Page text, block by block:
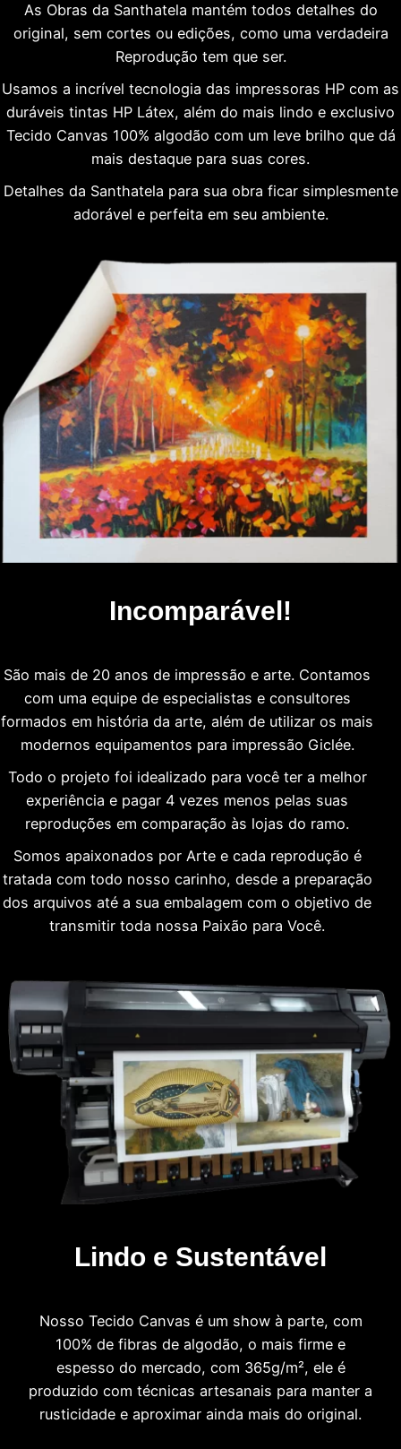
As Obras da Santhatela mantém todos detalhes do
original, sem cortes ou edições, como uma verdadeira
Reprodução tem que ser.
Usamos a incrível tecnologia das impressoras HP com as
duráveis tintas HP Látex, além do mais lindo e exclusivo
Tecido Canvas 100% algodão com um leve brilho que dá
mais destaque para suas cores.
Detalhes da Santhatela para sua obra ficar simplesmente
adorável e perfeita em seu ambiente.
Incomparável!
São mais de 20 anos de impressão e arte. Contamos
com uma equipe de especialistas e consultores
formados em história da arte, além de utilizar os mais
modernos equipamentos para impressão Giclée.
Todo o projeto foi idealizado para você ter a melhor
experiência e pagar 4 vezes menos pelas suas
reproduções em comparação às lojas do ramo.
Somos apaixonados por Arte e cada reprodução é
tratada com todo nosso carinho, desde a preparação
dos arquivos até a sua embalagem com o objetivo de
transmitir toda nossa Paixão para Você.
Lindo e Sustentável
Nosso Tecido Canvas é um show à parte, com
100% de fibras de algodão, o mais firme e
espesso do mercado, com 365g/m², ele é
produzido com técnicas artesanais para manter a
rusticidade e aproximar ainda mais do original.